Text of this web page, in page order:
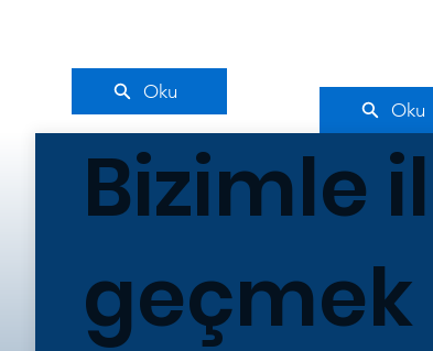
Oku
Oku
Bizimle